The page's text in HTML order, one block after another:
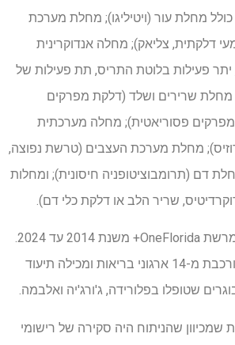
מחלת עור (ויטיליגו); מחלת מערכת
דלקתית, צליאק); מחלה אנדוקרינית
מסוג 1, יתר פעילות בלוטת התריס, תת פעילות של
שרירים ושלד (דלקת מפרקים
מפרקים פסוריאטית); מחלה מערכתית
מחלת מערכת העצבים (טרשת נפוצה,
דם (תרומבוציטופניה חיסונית); ומחלות
שריר הלב או דלקת כלי דם).
הנתונים נבדקו מרשת OneFlorida+ משנת 2014 עד 2024.
OneFlorida+ מורכבת מ-14 ארגוני בריאות ומכילה תיעוד
שמכיוון שהניתוח היה סקירה של רישומי